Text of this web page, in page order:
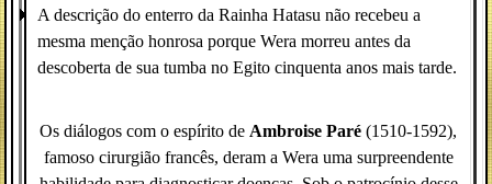
A descrição do enterro da Rainha Hatasu não recebeu a
mesma menção honrosa porque Wera morreu antes da
descoberta de sua tumba no Egito cinquenta anos mais tarde.
Os diálogos com o espírito de Ambroise Paré (1510-1592),
famoso cirurgião francês, deram a Wera uma surpreendente